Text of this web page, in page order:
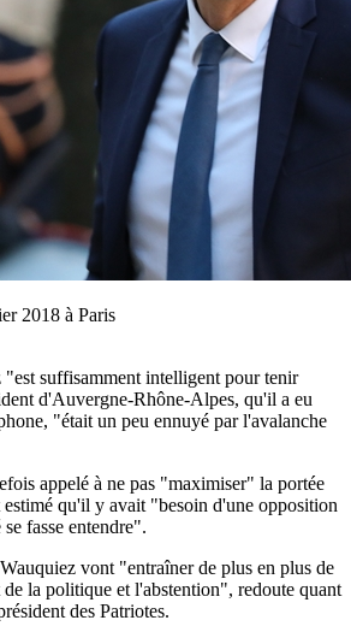
2018 à Paris
suffisamment intelligent pour tenir
d'Auvergne-Rhône-Alpes, qu'il a eu
"était un peu ennuyé par l'avalanche
appelé à ne pas "maximiser" la portée
estimé qu'il y avait "besoin d'une opposition
fasse entendre".
vont "entraîner de plus en plus de
de la politique et l'abstention", redoute quant
des Patriotes.